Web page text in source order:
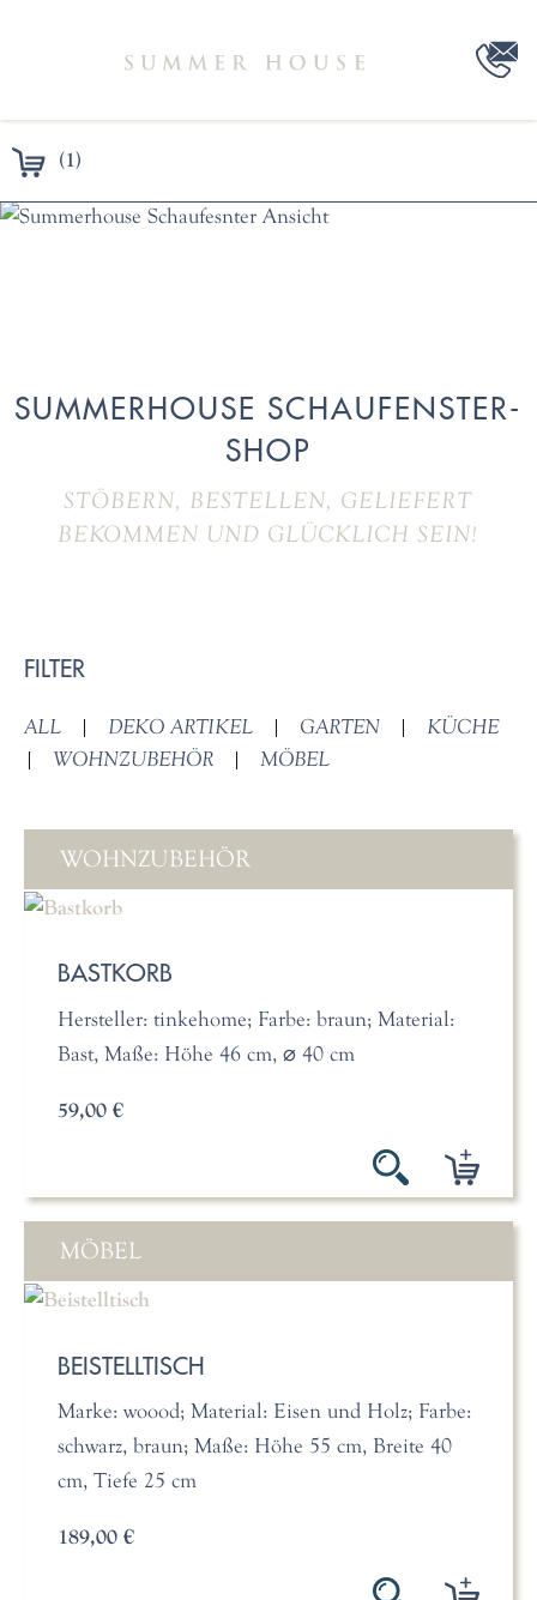
(1)
SUMMERHOUSE SCHAUFENSTER-
SHOP
STÖBERN, BESTELLEN, GELIEFERT
BEKOMMEN UND GLÜCKLICH SEIN!
FILTER
ALL | DEKO ARTIKEL | GARTEN |
KÜCHE
|
WOHNZUBEHÖR | MÖBEL
WOHNZUBEHÖR
BASTKORB
Hersteller: tinkehome; Farbe: braun; Material:
Bast, Maße: Höhe 46 cm, ⌀ 40 cm
59,00 €
MÖBEL
BEISTELLTISCH
Marke: woood; Material: Eisen und Holz; Farbe:
schwarz, braun; Maße: Höhe 55 cm, Breite 40
cm, Tiefe 25 cm
189,00 €